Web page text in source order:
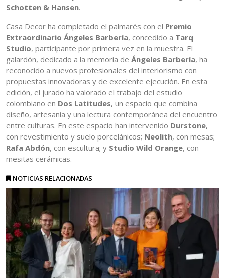
Schotten & Hansen.
Casa Decor ha completado el palmarés con el Premio
Extraordinario Ángeles Barbería, concedido a Tarq
Studio, participante por primera vez en la muestra. El
galardón, dedicado a la memoria de Ángeles Barbería, ha
reconocido a nuevos profesionales del interiorismo con
propuestas innovadoras y de excelente ejecución. En esta
edición, el jurado ha valorado el trabajo del estudio
colombiano en Dos Latitudes, un espacio que combina
diseño, artesanía y una lectura contemporánea del encuentro
entre culturas. En este espacio han intervenido Durstone,
con revestimiento y suelo porcelánicos; Neolith, con mesas;
Rafa Abdón, con escultura; y Studio Wild Orange, con
mesitas cerámicas.
NOTICIAS RELACIONADAS